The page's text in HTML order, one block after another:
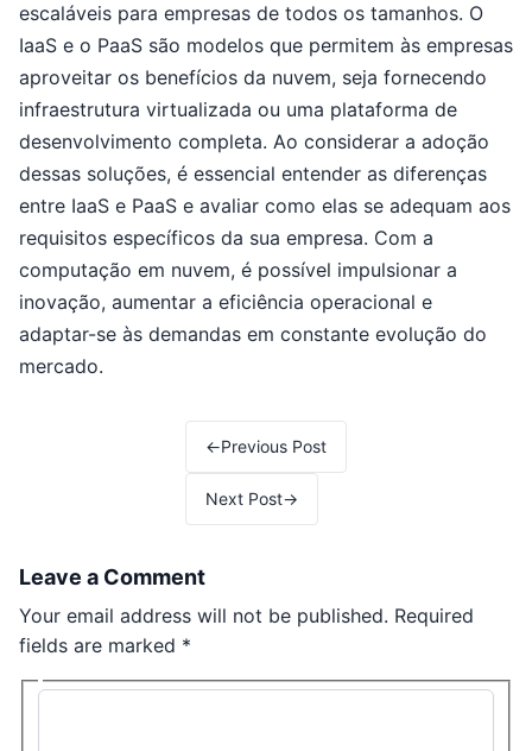
escaláveis para empresas de todos os tamanhos. O
IaaS e o PaaS são modelos que permitem às empresas
aproveitar os benefícios da nuvem, seja fornecendo
infraestrutura virtualizada ou uma plataforma de
desenvolvimento completa. Ao considerar a adoção
dessas soluções, é essencial entender as diferenças
entre IaaS e PaaS e avaliar como elas se adequam aos
requisitos específicos da sua empresa. Com a
computação em nuvem, é possível impulsionar a
inovação, aumentar a eficiência operacional e
adaptar-se às demandas em constante evolução do
mercado.
Post navigation
←Previous Post
Next Post→
Leave a Comment
Your email address will not be published. Required
fields are marked *
Type here..